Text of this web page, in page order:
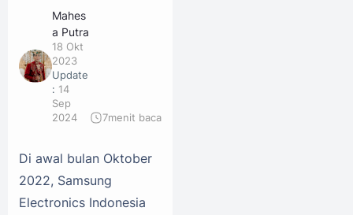
Mahes
a Putra
18 Okt
2023
Update
: 14
Sep
2024
7menit baca
Di awal bulan Oktober
2022, Samsung
Electronics Indonesia